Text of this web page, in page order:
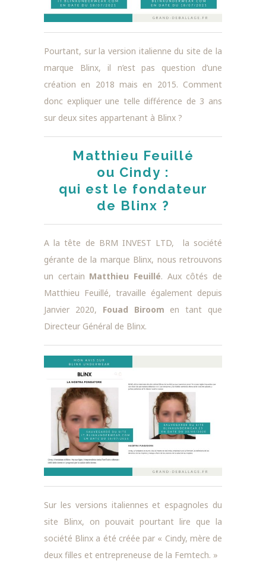
Pourtant, sur la version italienne du site de la
marque Blinx, il n’est pas question d’une
création en 2018 mais en 2015. Comment
donc expliquer une telle différence de 3 ans
sur deux sites appartenant à Blinx ?
Matthieu Feuillé
ou Cindy :
qui est le fondateur
de Blinx ?
A la tête de BRM INVEST LTD, la société
gérante de la marque Blinx, nous retrouvons
un certain Matthieu Feuillé. Aux côtés de
Matthieu Feuillé, travaille également depuis
Janvier 2020, Fouad Biroom en tant que
Directeur Général de Blinx.
Sur les versions italiennes et espagnoles du
site Blinx, on pouvait pourtant lire que la
société Blinx a été créée par « Cindy, mère de
deux filles et entrepreneuse de la Femtech. »